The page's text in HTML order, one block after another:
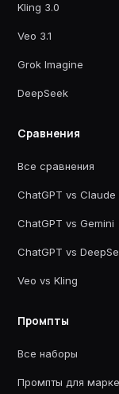
Kling 3.0
Veo 3.1
Grok Imagine
DeepSeek
Сравнения
Все сравнения
ChatGPT vs Claude
ChatGPT vs Gemini
ChatGPT vs
Veo vs Kling
Промпты
Все наборы
Промпты для